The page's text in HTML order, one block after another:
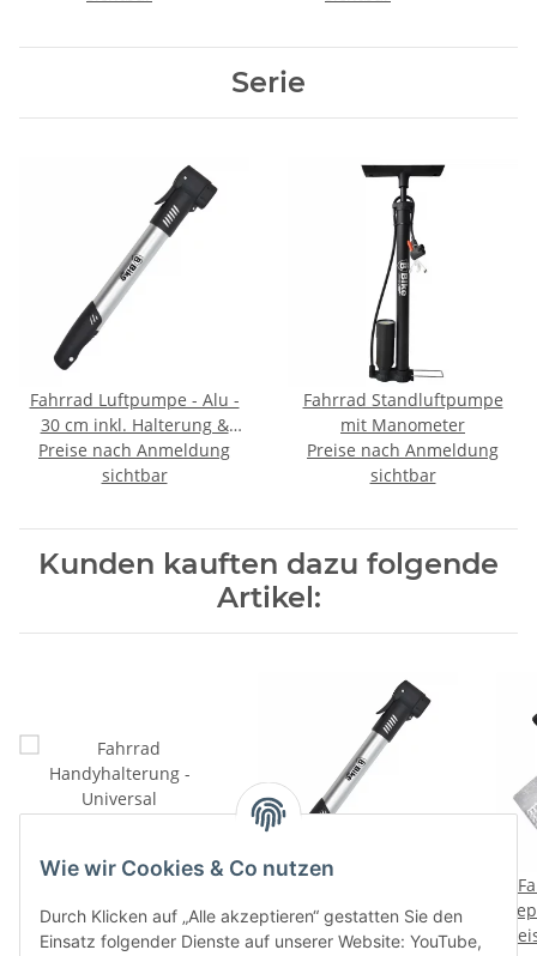
Wie wir Cookies & Co nutzen
Durch Klicken auf „Alle akzeptieren“ gestatten Sie den
Einsatz folgender Dienste auf unserer Website: YouTube,
Serie
Fahrrad Luftpumpe - Alu -
30 cm inkl. Halterung &
Schrauben
Preise nach Anmeldung
sichtbar
Fahrrad Standluftpumpe
mit Manometer
Preise nach Anmeldung
sichtbar
Kunden kauften dazu folgende
Artikel:
Fahrrad Handyhalterung
- Universal
Preise nach Anmeldung
Fahrrad Luftpumpe - Alu
- 30 cm inkl. Halterung &
Schrauben
Preise nach Anmeldung